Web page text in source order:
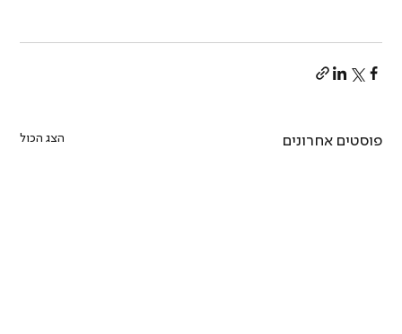
פוסטים אחרונים הצג הכול